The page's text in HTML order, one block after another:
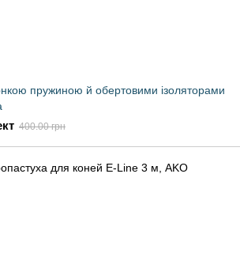
пружиною й обертовими ізоляторами
400.00 грн